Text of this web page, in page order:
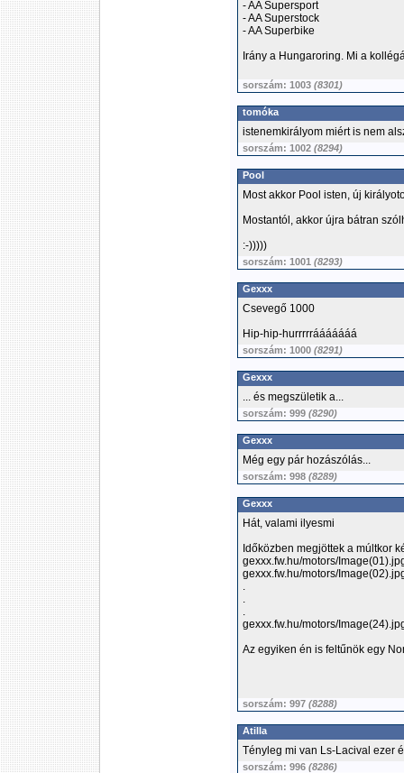
- AA Supersport
- AA Superstock
- AA Superbike
Irány a Hungaroring. Mi a
sorszám: 1003 (8301)
tomóka
istenemkirályom miért is nem
sorszám: 1002 (8294)
Pool
Most akkor Pool isten, új
Mostantól, akkor újra bátran
:-)))))
sorszám: 1001 (8293)
Gexxx
Csevegő 1000
Hip-hip-hurrrrrááááááá
sorszám: 1000 (8291)
Gexxx
... és megszületik a...
sorszám: 999 (8290)
Gexxx
Még egy pár hozászólás...
sorszám: 998 (8289)
Gexxx
Hát, valami ilyesmi
Időközben megjöttek a múltkor
gexxx.fw.hu/motors/
gexxx.fw.hu/motors/
.
.
.
gexxx.fw.hu/motors/
Az egyiken én is feltűnök egy
sorszám: 997 (8288)
Atilla
Tényleg mi van Ls-Lacival ezer
sorszám: 996 (8286)